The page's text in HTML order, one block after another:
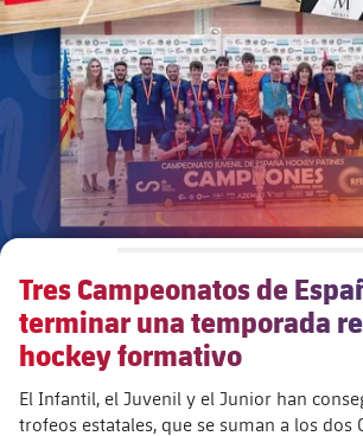
plusicon
más
Junta Directiva
Estructura ejecutiva
chevron-right
label.aria.chevronright
Órganos
chevron-right
label.aria.chevronright
Documents
chevron-right
label.aria.chevronright
plusicon
más
Barça Academy
Más que un club
Masia 360
La Masia
plusicon
más
Década a década
Presidentes
Jugadores de leyenda
Tres Campeonatos de
terminar una temporada
hockey formativo
El Infantil, el Juvenil y el Junior han
trofeos estatales, que se suman a los dos